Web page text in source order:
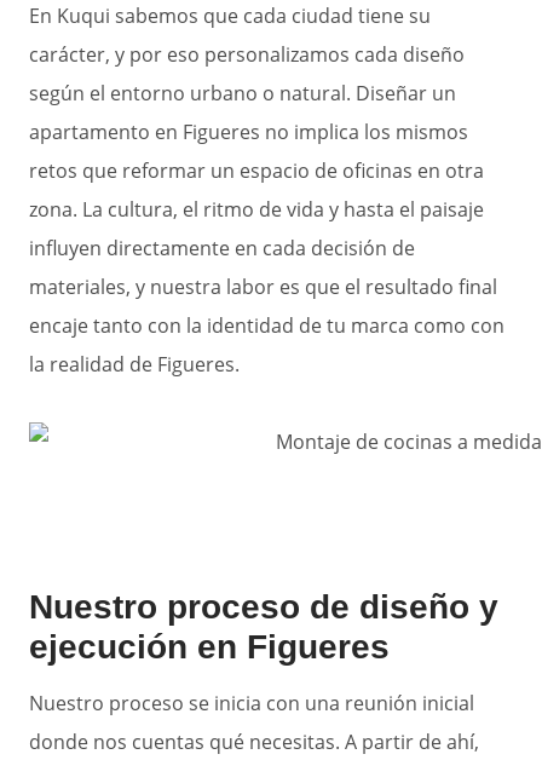
En Kuqui sabemos que cada ciudad tiene su
carácter, y por eso personalizamos cada diseño
según el entorno urbano o natural. Diseñar un
apartamento en Figueres no implica los mismos
retos que reformar un espacio de oficinas en otra
zona. La cultura, el ritmo de vida y hasta el paisaje
influyen directamente en cada decisión de
materiales, y nuestra labor es que el resultado final
encaje tanto con la identidad de tu marca como con
la realidad de Figueres.
Nuestro proceso de diseño y
ejecución en Figueres
Nuestro proceso se inicia con una reunión inicial
donde nos cuentas qué necesitas. A partir de ahí,